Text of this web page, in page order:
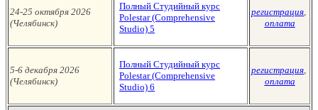
24-25 октября 2026
(Челябинск)
Полный Студийный курс
Polestar (Сomprehensive
Studio) 5
регистрация,
оплата
5-6 декабря 2026
(Челябинск)
Полный Студийный курс
Polestar (Сomprehensive
Studio) 6
регистрация,
оплата